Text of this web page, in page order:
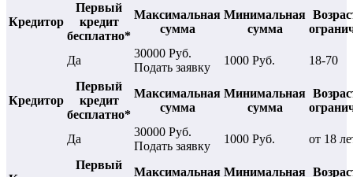
Кредитор
Первый
кредит
бесплатно*
Максимальная
сумма
Минимальная
сумма
Да
30000 Руб.
Подать заявку
1000 Руб. 18-70
Кредитор
Первый
кредит
бесплатно*
Максимальная
сумма
Минимальная
сумма
Да
30000 Руб.
Подать заявку
1000 Руб. от 18
Первый
Максимальная Минимальная